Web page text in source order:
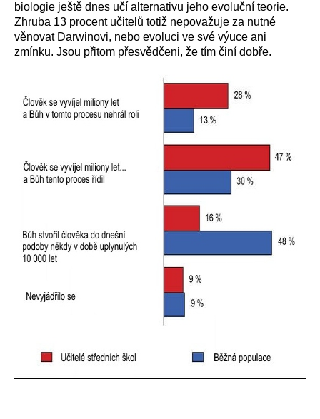
biologie ještě dnes učí alternativu jeho evoluční teorie.
Zhruba 13 procent učitelů totiž nepovažuje za nutné
věnovat Darwinovi, nebo evoluci ve své výuce ani
zmínku. Jsou přitom přesvědčeni, že tím činí dobře.